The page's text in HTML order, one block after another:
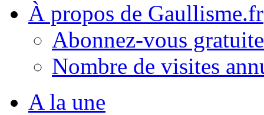
À propos de Gaullisme.fr
Abonnez-vous
Nombre de visites
A la une